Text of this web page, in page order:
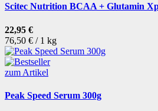
Scitec Nutrition BCAA + Glutamin
22,95 €
76,50 € / 1 kg
zum Artikel
Peak Speed Serum 300g